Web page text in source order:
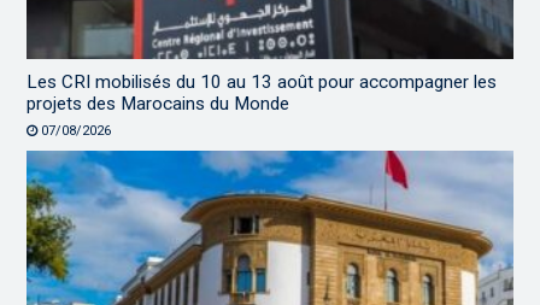
Les CRI mobilisés du 10 au 13 août pour accompagner les
projets des Marocains du Monde
07/08/2026